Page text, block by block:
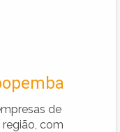
de
região, com